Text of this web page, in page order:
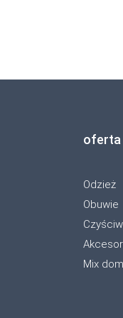
oferta
Odzież
Obuwie
Mix